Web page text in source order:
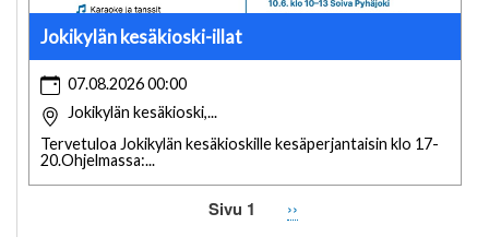
Jokikylän kesäkioski-illat
07.08.2026 00:00
Jokikylän kesäkioski,...
Tervetuloa Jokikylän kesäkioskille kesäperjantaisin klo 17-
20.Ohjelmassa:...
Sivu 1
Seuraava
››